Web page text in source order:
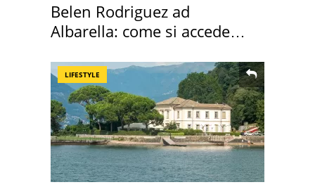
Belen Rodriguez ad
Albarella: come si accede
LIFESTYLE